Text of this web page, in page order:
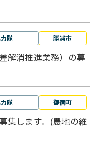
隊 勝浦市
解消推進業務）の募
隊 御宿町
集します。(農地の維